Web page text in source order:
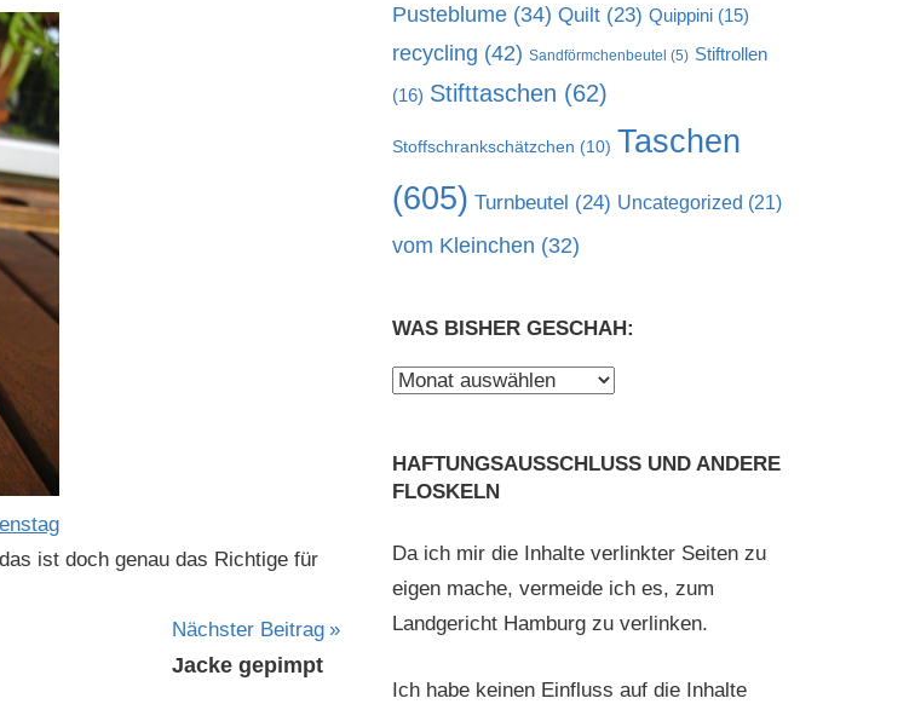
ist doch genau das Richtige für
Nächster Beitrag
Jacke gepimpt
Pusteblume(34) Quilt(23) Quippini(15)
recycling (42) Sandförmchenbeutel (5) Stiftrollen
(16) Stifttaschen (62)
Stoffschrankschätzchen (10) Taschen
(605) Turnbeutel (24) Uncategorized (21)
vom Kleinchen (32)
WAS BISHER GESCHAH:
Was
HAFTUNGSAUSSCHLUSS UND ANDERE
FLOSKELN
Da ich mir die Inhalte verlinkter Seiten zu
eigen mache, vermeide ich es, zum
Landgericht Hamburg zu verlinken.
Ich habe keinen Einfluss auf die Inhalte